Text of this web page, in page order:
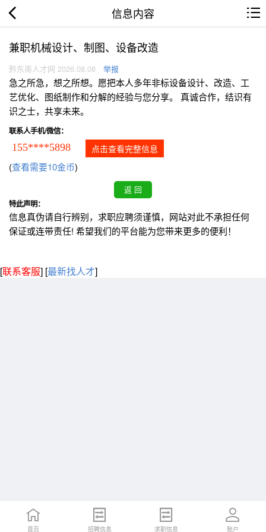
信息内容
兼职机械设计、制图、设备改造
黔东南人才网 2026.08.08 举报
急之所急，想之所想。愿把本人多年非标设备设计、改造、工
艺优化、图纸制作和分解的经验与您分享。 真诚合作，结识有
识之士，共享未来。
联系人手机/微信：
155****5898 点击查看完整信息
(查看需要10金币)
特此声明：
信息真伪请自行辨别，求职应聘须谨慎，网站对此不承担任何
保证或连带责任! 希望我们的平台能为您带来更多的便利！
[联系客服] [最新找人才]
首页 招聘信息 求职信息 账户